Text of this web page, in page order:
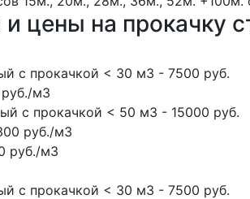
и цены на прокачку
с прокачкой < 30 м3 - 7500 руб.
м3
с прокачкой < 50 м3 - 15000 руб.
руб./м3
руб./м3
с прокачкой < 30 м3 - 7500 руб.